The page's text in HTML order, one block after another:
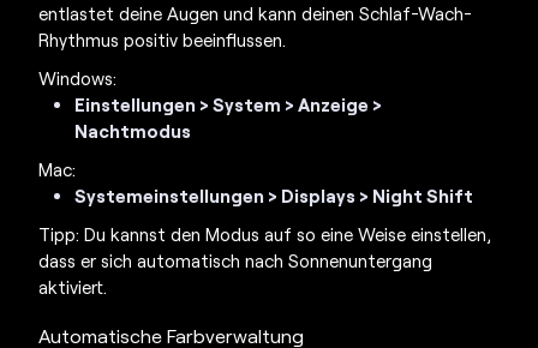
entlastet deine Augen und kann deinen Schlaf-Wach-
Rhythmus positiv beeinflussen.
Windows:
Einstellungen > System > Anzeige >
Nachtmodus
Mac:
Systemeinstellungen > Displays > Night Shift
Tipp: Du kannst den Modus auf so eine Weise einstellen,
dass er sich automatisch nach Sonnenuntergang
aktiviert.
Automatische Farbverwaltung